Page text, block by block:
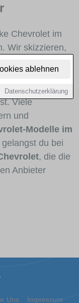
ablehnen
Datenschutzerklärung
Chevrolet im
Wir skizzieren,
stark vertreten
und
welche
Viele
und
Modelle im
du bei
, die die
Anbieter
Uns Impressum